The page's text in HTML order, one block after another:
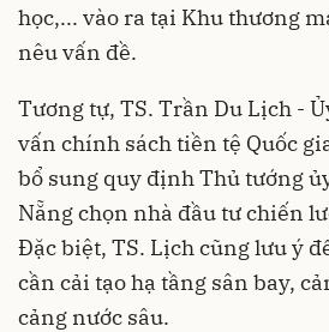
học,... vào ra tại Khu thương
nêu vấn đề.
Tương tự, TS. Trần Du Lịch -
vấn chính sách tiền tệ Quốc
bổ sung quy định Thủ tướng
Nẵng chọn nhà đầu tư chiến
Đặc biệt, TS. Lịch cũng lưu ý
cần cải tạo hạ tầng sân bay,
cảng nước sâu.